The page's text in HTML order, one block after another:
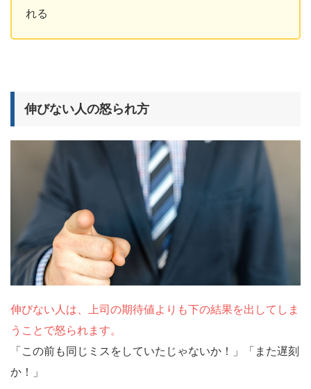
れる
伸びない人の怒られ方
伸びない人は、上司の期待値よりも下の結果を出してしま
うことで怒られます。
「この前も同じミスをしていたじゃないか！」「また遅刻
か！」